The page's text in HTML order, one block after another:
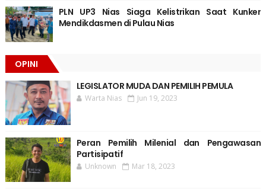
PLN UP3 Nias Siaga Kelistrikan Saat Kunker
Mendikdasmen di Pulau Nias
OPINI
LEGISLATOR MUDA DAN PEMILIH PEMULA
Warta Nias Jun 19, 2023
Peran Pemilih Milenial dan Pengawasan
Partisipatif
Unknown Mar 18, 2023